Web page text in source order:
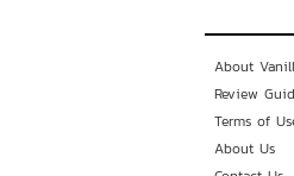
About
Review
Terms of
About Us